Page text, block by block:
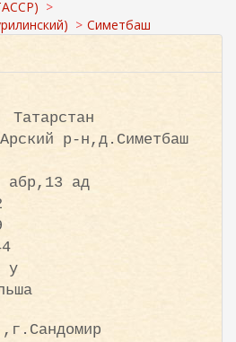
Симетбаш
Татарстан
Арский р-н,д.Симетбаш
абр,13 ад
у